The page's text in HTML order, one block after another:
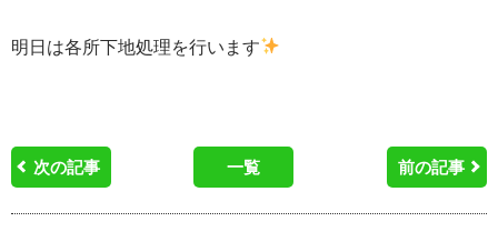
明日は各所下地処理を行います
次の記事 一覧 前の記事